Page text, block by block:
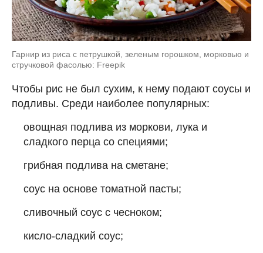
Гарнир из риса с петрушкой, зеленым горошком, морковью и
стручковой фасолью: Freepik
Чтобы рис не был сухим, к нему подают соусы и
подливы. Среди наиболее популярных:
овощная подлива из моркови, лука и
сладкого перца со специями;
грибная подлива на сметане;
соус на основе томатной пасты;
сливочный соус с чесноком;
кисло-сладкий соус;